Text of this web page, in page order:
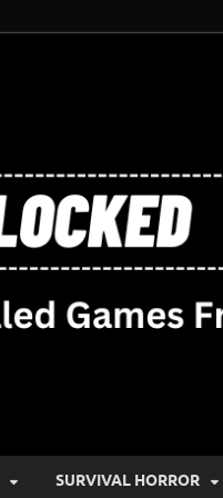
SURVIVAL HORROR